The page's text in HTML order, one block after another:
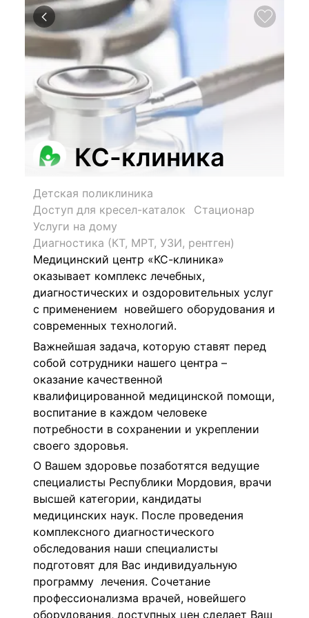
КС-клиника
Детская поликлиника
Доступ для кресел-каталок
Стационар
Услуги на дому
Диагностика (КТ, МРТ, УЗИ, рентген)
Медицинский центр «КС-клиника»
оказывает комплекс лечебных,
диагностических и оздоровительных услуг
с применением новейшего оборудования и
современных технологий.
Важнейшая задача, которую ставят перед
собой сотрудники нашего центра –
оказание качественной
квалифицированной медицинской помощи,
воспитание в каждом человеке
потребности в сохранении и укреплении
своего здоровья.
О Вашем здоровье позаботятся ведущие
специалисты Республики Мордовия, врачи
высшей категории, кандидаты
медицинских наук. После проведения
комплексного диагностического
обследования наши специалисты
подготовят для Вас индивидуальную
программу лечения. Сочетание
профессионализма врачей, новейшего
оборудования, доступных цен сделает Ваш